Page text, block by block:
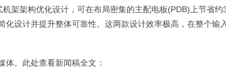
机架架构优化设计，可在布局密集的主配电板(PDB)上节省
化设计并提升整体可靠性。这两款设计效率极高，在整个输
体。此处查看新闻稿全文：